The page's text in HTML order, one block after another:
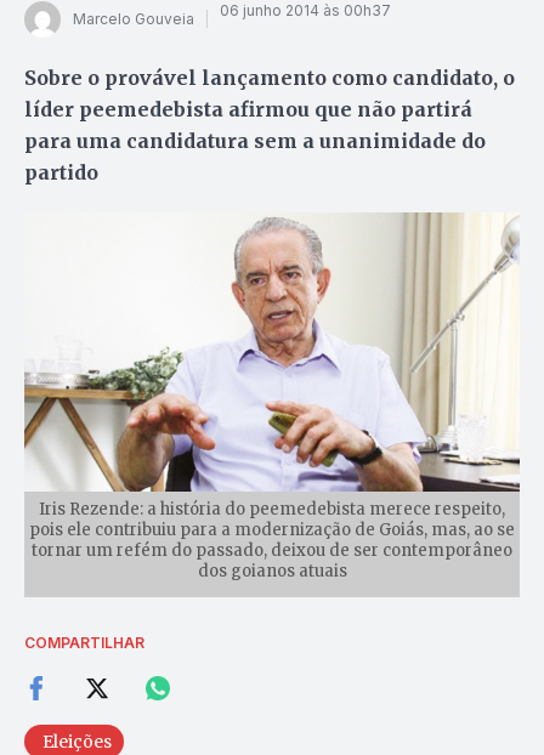
Marcelo Gouveia 06 junho 2014 às 00h37
Sobre o provável lançamento como candidato, o
líder peemedebista afirmou que não partirá
para uma candidatura sem a unanimidade do
partido
Iris Rezende: a história do peemedebista merece respeito,
pois ele contribuiu para a modernização de Goiás, mas, ao se
tornar um refém do passado, deixou de ser contemporâneo
dos goianos atuais
COMPARTILHAR
Eleições